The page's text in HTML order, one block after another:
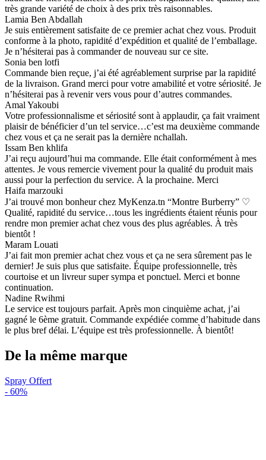
très grande variété de choix à des prix très raisonnables.
Lamia Ben Abdallah
Je suis entièrement satisfaite de ce premier achat chez vous. Produit
conforme à la photo, rapidité d’expédition et qualité de l’emballage.
Je n’hésiterai pas à commander de nouveau sur ce site.
Sonia ben lotfi
Commande bien reçue, j’ai été agréablement surprise par la rapidité
de la livraison. Grand merci pour votre amabilité et votre sériosité. Je
n’hésiterai pas à revenir vers vous pour d’autres commandes.
Amal Yakoubi
Votre professionnalisme et sériosité sont à applaudir, ça fait vraiment
plaisir de bénéficier d’un tel service…c’est ma deuxième commande
chez vous et ça ne serait pas la dernière nchallah.
Issam Ben khlifa
J’ai reçu aujourd’hui ma commande. Elle était conformément à mes
attentes. Je vous remercie vivement pour la qualité du produit mais
aussi pour la perfection du service. À la prochaine. Merci
Haifa marzouki
J’ai trouvé mon bonheur chez MyKenza.tn “Montre Burberry” ♡
Qualité, rapidité du service…tous les ingrédients étaient réunis pour
rendre mon premier achat chez vous des plus agréables. À très
bientôt !
Maram Louati
J’ai fait mon premier achat chez vous et ça ne sera sûrement pas le
dernier! Je suis plus que satisfaite. Équipe professionnelle, très
courtoise et un livreur super sympa et ponctuel. Merci et bonne
continuation.
Nadine Rwihmi
Le service est toujours parfait. Après mon cinquième achat, j’ai
gagné le 6ème gratuit. Commande expédiée comme d’habitude dans
le plus bref délai. L’équipe est très professionnelle. À bientôt!
De la même marque
Spray Offert
- 60%